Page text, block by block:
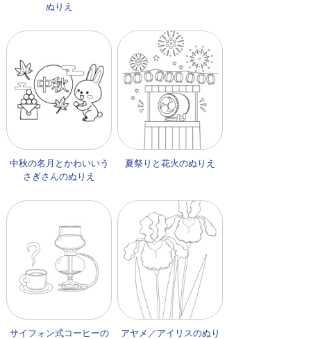
ぬりえ
中秋の名月とかわいいう
さぎさんのぬりえ
夏祭りと花火のぬりえ
サイフォン式コーヒーの
アヤメ／アイリスのぬり